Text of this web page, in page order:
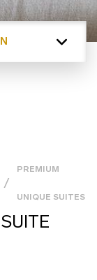
PREMIUM
UNIQUE SUITES